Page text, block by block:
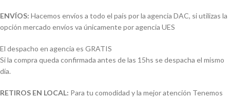
ENVÍOS: Hacemos envíos a todo el país por la agencia DAC, si utilizas la
opción mercado envíos va únicamente por agencia UES
El despacho en agencia es GRATIS
Si la compra queda confirmada antes de las 15hs se despacha el mismo
día.
RETIROS EN LOCAL: Para tu comodidad y la mejor atención Tenemos